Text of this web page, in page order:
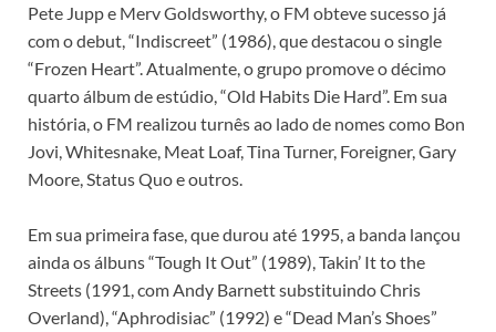
Pete Jupp e Merv Goldsworthy, o FM obteve sucesso já
com o debut, “Indiscreet” (1986), que destacou o single
“Frozen Heart”. Atualmente, o grupo promove o décimo
quarto álbum de estúdio, “Old Habits Die Hard”. Em sua
história, o FM realizou turnês ao lado de nomes como Bon
Jovi, Whitesnake, Meat Loaf, Tina Turner, Foreigner, Gary
Moore, Status Quo e outros.
Em sua primeira fase, que durou até 1995, a banda lançou
ainda os álbuns “Tough It Out” (1989), Takin’ It to the
Streets (1991, com Andy Barnett substituindo Chris
Overland), “Aphrodisiac” (1992) e “Dead Man’s Shoes”